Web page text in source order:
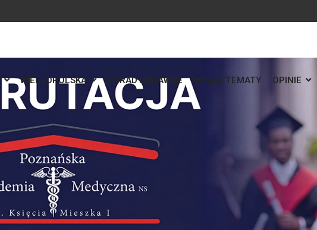
WIELKOPOLSKA PORADY PRAWNE WASZE TEMATY OPINIE